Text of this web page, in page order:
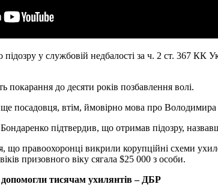
у службовій недбалості за ч. 2 ст. 367 КК
покарання до десяти років позбавлення волі.
посадовця, втім, ймовірно мова про
Бондаренко підтвердив, що отримав підозру,
що правоохоронці викрили корупційні схеми
призовного віку сягала $25 000 з особи.
тисячам ухилянтів – ДБР